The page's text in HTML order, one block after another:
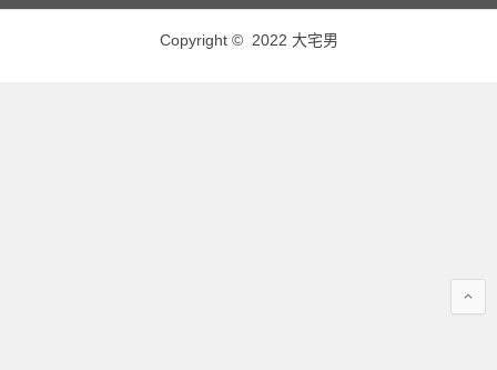
Copyright © 2022 大宅男